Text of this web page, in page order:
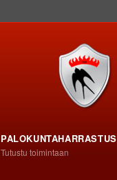
PALOKUNTAHARRASTUS
Tutustu toimintaan